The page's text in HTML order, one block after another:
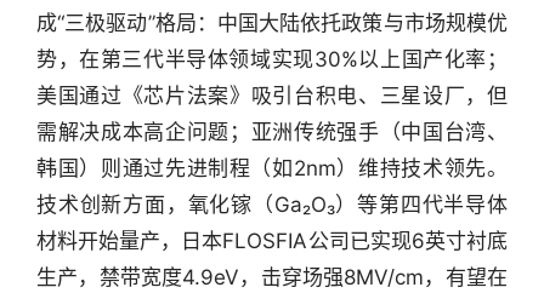
窗
商
机
链
合
圈
成“三极驱动”格局：中国大陆依托政策与市场规模优
势，在第三代半导体领域实现30%以上国产化率；
美国通过《芯片法案》吸引台积电、三星设厂，但
需解决成本高企问题；亚洲传统强手（中国台湾、
韩国）则通过先进制程（如2nm）维持技术领先。
技术创新方面，氧化镓（Ga₂O₃）等第四代半导体
材料开始量产，日本FLOSFIA公司已实现6英寸衬底
生产，禁带宽度4.9eV，击穿场强8MV/cm，有望在